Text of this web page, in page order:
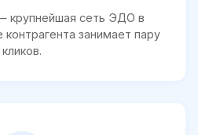
крупнейшая сеть ЭДО в
занимает пару
кликов.